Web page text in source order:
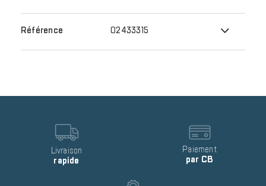
02433315
Livraison
rapide
Paiement
par CB